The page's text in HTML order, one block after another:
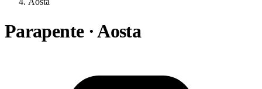
Parapente · Aosta